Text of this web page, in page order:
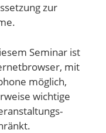
zur
Seminar ist
mit
möglich,
wichtige